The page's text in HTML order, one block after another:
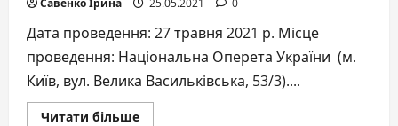
Дата проведення: 27 травня 2021 р. Місце
проведення: Національна Оперета України (м.
Київ, вул. Велика Васильківська, 53/3)....
Читати більшеДокладніше